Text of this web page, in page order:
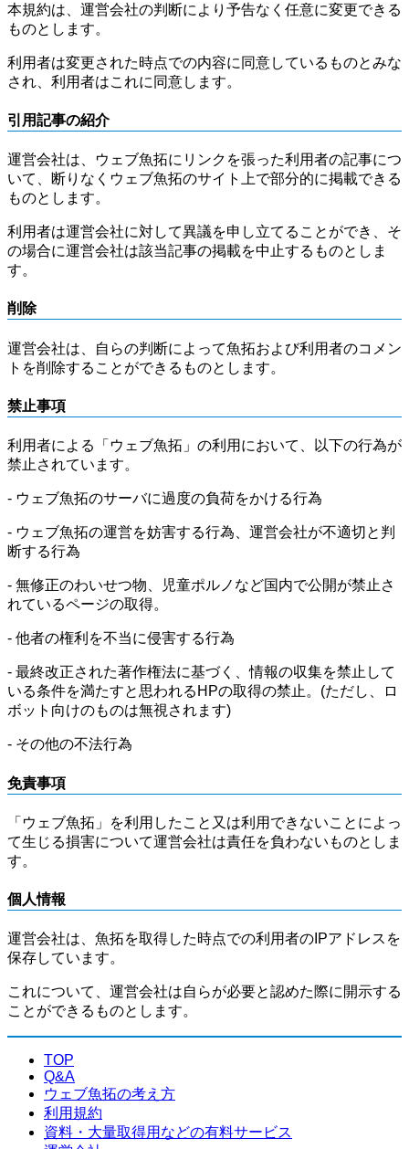
本規約は、運営会社の判断により予告なく任意に変更できる
ものとします。
利用者は変更された時点での内容に同意しているものとみな
され、利用者はこれに同意します。
引用記事の紹介
運営会社は、ウェブ魚拓にリンクを張った利用者の記事につ
いて、断りなくウェブ魚拓のサイト上で部分的に掲載できる
ものとします。
利用者は運営会社に対して異議を申し立てることができ、そ
の場合に運営会社は該当記事の掲載を中止するものとしま
す。
削除
運営会社は、自らの判断によって魚拓および利用者のコメン
トを削除することができるものとします。
禁止事項
利用者による「ウェブ魚拓」の利用において、以下の行為が
禁止されています。
- ウェブ魚拓のサーバに過度の負荷をかける行為
- ウェブ魚拓の運営を妨害する行為、運営会社が不適切と判
断する行為
- 無修正のわいせつ物、児童ポルノなど国内で公開が禁止さ
れているページの取得。
- 他者の権利を不当に侵害する行為
- 最終改正された著作権法に基づく、情報の収集を禁止して
いる条件を満たすと思われるHPの取得の禁止。(ただし、ロ
ボット向けのものは無視されます)
- その他の不法行為
免責事項
「ウェブ魚拓」を利用したこと又は利用できないことによっ
て生じる損害について運営会社は責任を負わないものとしま
す。
個人情報
運営会社は、魚拓を取得した時点での利用者のIPアドレスを
保存しています。
これについて、運営会社は自らが必要と認めた際に開示する
ことができるものとします。
TOP
Q&A
ウェブ魚拓の考え方
利用規約
資料・大量取得用などの有料サービス